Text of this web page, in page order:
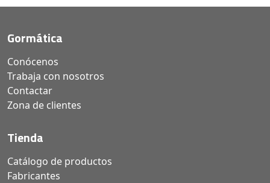
Gormática
Conócenos
Trabaja con nosotros
Contactar
Zona de clientes
Tienda
Catálogo de productos
Fabricantes